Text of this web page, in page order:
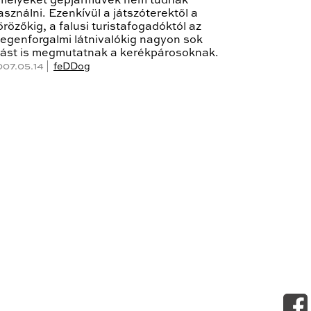
Ezenkívül a játszóterektől a
a falusi turistafogadóktól az
látnivalókig nagyon sok
is megmutatnak a kerékpárosoknak.
| feDDog